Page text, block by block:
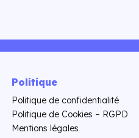
Politique
Politique de confidentialité
Politique de Cookies – RGPD
Mentions légales